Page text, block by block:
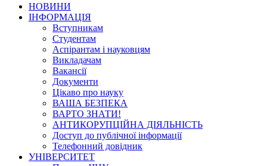
НОВИНИ
ІНФОРМАЦІЯ
Вступникам
Студентам
Аспірантам і науковцям
Викладачам
Вакансії
Документи
Цікаво про науку
ВАША БЕЗПЕКА
ВАРТО ЗНАТИ!
АНТИКОРУПЦІЙНА ДІЯЛЬНІСТЬ
Доступ до публічної інформації
Телефонний довідник
УНІВЕРСИТЕТ